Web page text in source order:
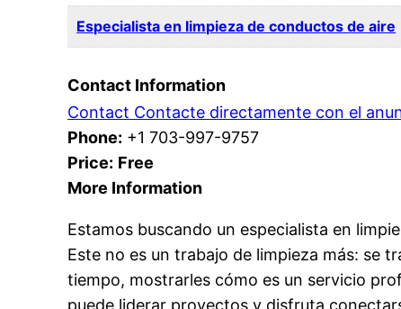
Especialista en limpieza de conductos de aire
Contact Information
Contact Contacte directamente con el
Phone: +1 703-997-9757
Price: Free
More Information
Estamos buscando un especialista en
Este no es un trabajo de limpieza más: se
tiempo, mostrarles cómo es un servicio
puede liderar proyectos y disfruta